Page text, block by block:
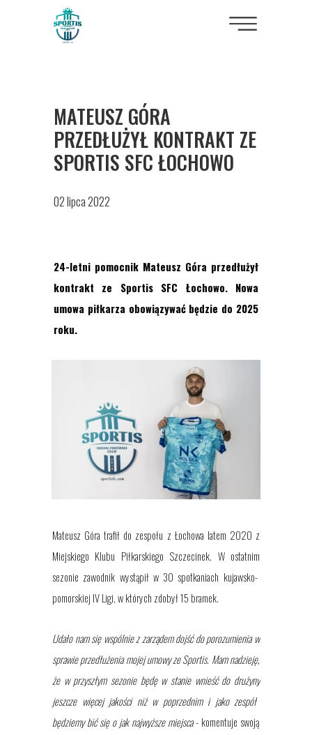
Mateusz Góra trafił do zespołu z Łochowa latem 2020 z
Miejskiego Klubu Piłkarskiego Szczecinek. W ostatnim
sezonie zawodnik wystąpił w 30 spotkaniach kujawsko-
pomorskiej IV Ligi, w których zdobył15 bramek.
Udało nam się wspólnie z zarządem dojść do porozumienia w
sprawie przedłużenia mojej umowy ze Sportis. Mam nadzieję,
że w przyszłym sezonie będę w stanie wnieść do drużyny
jeszcze więcej jakości niż w poprzednim i jako zespół
będziemy bić się o jak najwyższe miejsca- komentuje swoją
02 lipca 2022
MATEUSZ GÓRA
PRZEDŁUŻYŁ KONTRAKT ZE
SPORTIS SFC ŁOCHOWO
24-letni pomocnik Mateusz Góra przedłużył
kontrakt ze Sportis SFC Łochowo. Nowa
umowa piłkarza obowiązywać będzie do 2025
roku.